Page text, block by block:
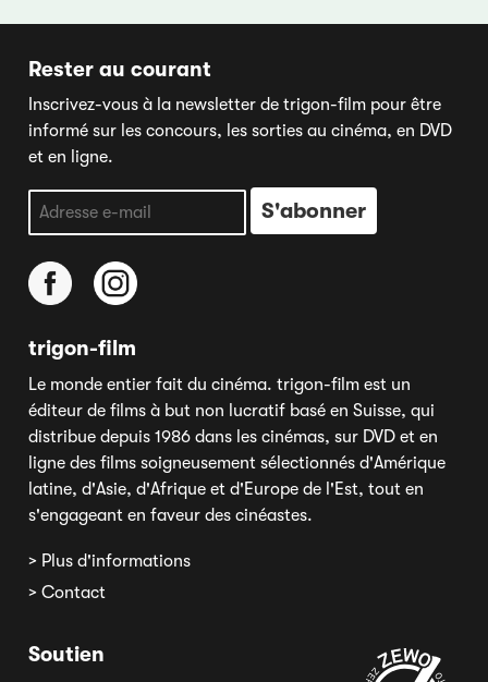
Rester au courant
Inscrivez-vous à la newsletter de trigon-film pour être
informé sur les concours, les sorties au cinéma, en DVD
et en ligne.
trigon-film
Le monde entier fait du cinéma. trigon-film est un
éditeur de films à but non lucratif basé en Suisse, qui
distribue depuis 1986 dans les cinémas, sur DVD et en
ligne des films soigneusement sélectionnés d'Amérique
latine, d'Asie, d'Afrique et d'Europe de l'Est, tout en
s'engageant en faveur des cinéastes.
> Plus d'informations
> Contact
Soutien